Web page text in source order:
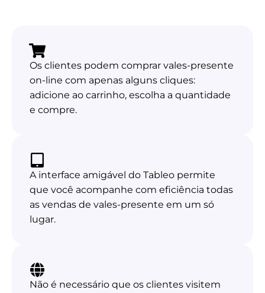
Os clientes podem comprar vales-presente
on-line com apenas alguns cliques:
adicione ao carrinho, escolha a quantidade
e compre.
A interface amigável do Tableo permite
que você acompanhe com eficiência todas
as vendas de vales-presente em um só
lugar.
Não é necessário que os clientes visitem